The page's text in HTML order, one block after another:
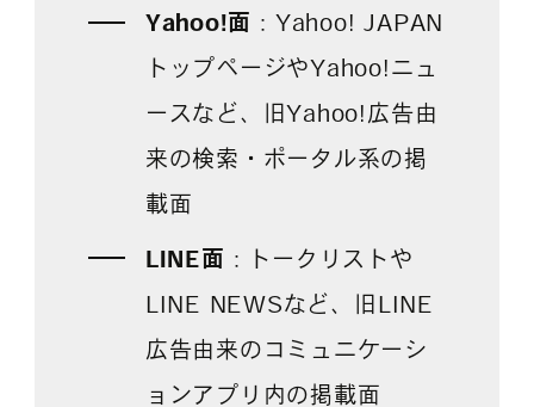
Yahoo!面 ：Yahoo! JAPAN
トップページやYahoo!ニュ
ースなど、旧Yahoo!広告由
来の検索・ポータル系の掲
載面
LINE面 ：トークリストや
LINE NEWSなど、旧LINE
広告由来のコミュニケーシ
ョンアプリ内の掲載面